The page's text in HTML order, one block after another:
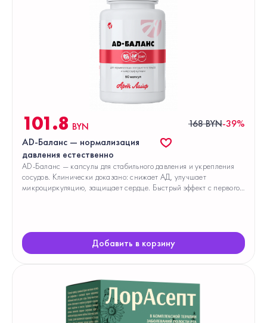
101.8 BYN 168 BYN-39%
AD-Баланс — нормализация
давления естественно
AD-Баланс — капсулы для стабильного давления и укрепления
сосудов. Клинически доказано: снижает АД, улучшает
микроциркуляцию, защищает сердце. Быстрый эффект с первого
Добавить в корзину